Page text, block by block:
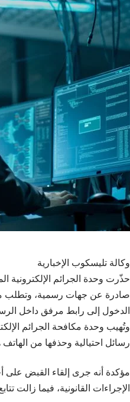
وكالة تليسكوب الإخبارية
حذّرت وحدة الجرائم الإلكترونية
الدخول إلى رابط مرفق داخل
وتُهيب وحدة مكافحة الجرائم
رسائل احتيالية وحذفها من الهاتف
مؤكدة أنه جرى إلقاء القبض على
الإجراءات القانونية، فيما زالت